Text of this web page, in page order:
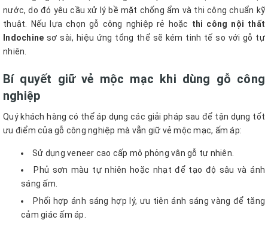
nước, do đó yêu cầu xử lý bề mặt chống ẩm và thi công chuẩn kỹ
thuật. Nếu lựa chọn gỗ công nghiệp rẻ hoặc thi công nội thất
Indochine sơ sài, hiệu ứng tổng thể sẽ kém tinh tế so với gỗ tự
nhiên.
Bí quyết giữ vẻ mộc mạc khi dùng gỗ công
nghiệp
Quý khách hàng có thể áp dụng các giải pháp sau để tận dụng tốt
ưu điểm của gỗ công nghiệp mà vẫn giữ vẻ mộc mạc, ấm áp:
Sử dụng veneer cao cấp mô phỏng vân gỗ tự nhiên.
Phủ sơn màu tự nhiên hoặc nhạt để tạo độ sâu và ánh
sáng ấm.
Phối hợp ánh sáng hợp lý, ưu tiên ánh sáng vàng để tăng
cảm giác ấm áp.